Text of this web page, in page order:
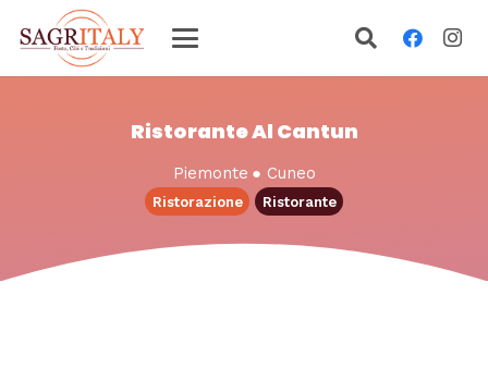
Ristorante Al Cantun
Piemonte ● Cuneo
Ristorazione Ristorante